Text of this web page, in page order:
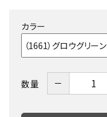
カラー
数量 －